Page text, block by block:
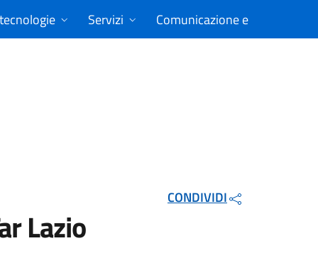
Servizi Comunicazione e dati
Lazio
CONDIVIDI